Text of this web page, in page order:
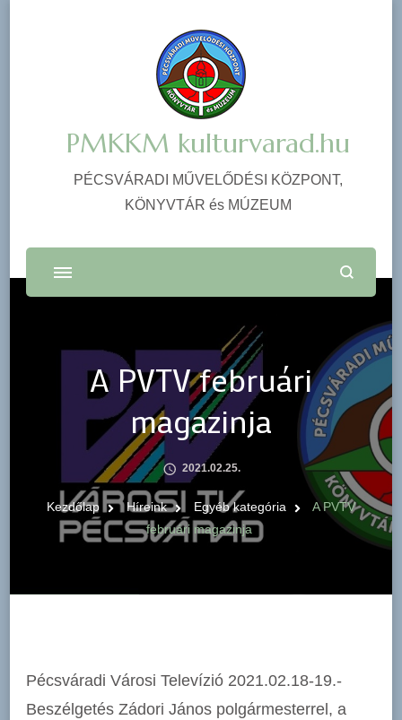
PMKKM kulturvarad.hu
PÉCSVÁRADI MŰVELŐDÉSI KÖZPONT,
KÖNYVTÁR és MÚZEUM
A PVTV februári
magazinja
2021.02.25.
Kezdőlap Híreink Egyéb kategória
A PVTV
februári magazinja
Pécsváradi Városi Televízió 2021.02.18-19.-
Beszélgetés Zádori János polgármesterrel, a